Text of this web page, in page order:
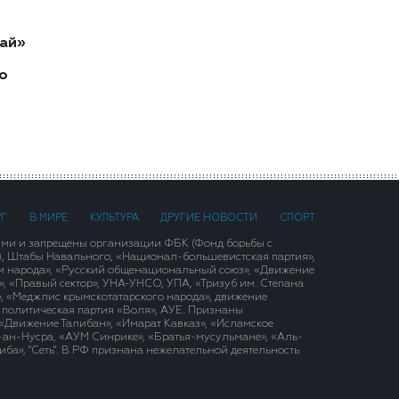
В МИРЕ КУЛЬТУРА ДРУГИЕ НОВОСТИ СПОРТ
и запрещены организации ФБК (Фонд борьбы с
Штабы Навального, «Национал-большевистская партия»,
народа», «Русский общенациональный союз», «Движение
«Правый сектор», УНА-УНСО, УПА, «Тризуб им. Степана
крымскотатарского народа», движение
политическая партия «Воля», АУЕ. Признаны
Талибан», «Имарат Кавказ», «Исламское
Нусра, «АУМ Синрике», «Братья-мусульмане», «Аль-
"Сеть". В РФ признана нежелательной деятельность